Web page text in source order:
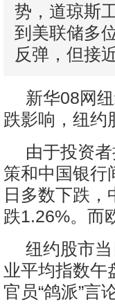
势，道琼斯
到美联储多
反弹，但接
新华08网
跌影响，纽约
由于投资
策和中国银行
日多数下跌
跌1.26%。而
纽约股市
业平均指数午
官员“鸽派”言